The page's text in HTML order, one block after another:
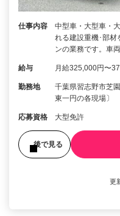
仕事内容
中型車・大型車・
れる建設重機･部材
ンの業務です。車
給与 月給325,000円〜
勤務地
千葉県習志野市芝
東一円の各現場〕
応募資格 大型免許
後で見る
更